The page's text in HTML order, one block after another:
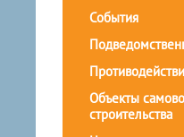
События
Объекты
строительства